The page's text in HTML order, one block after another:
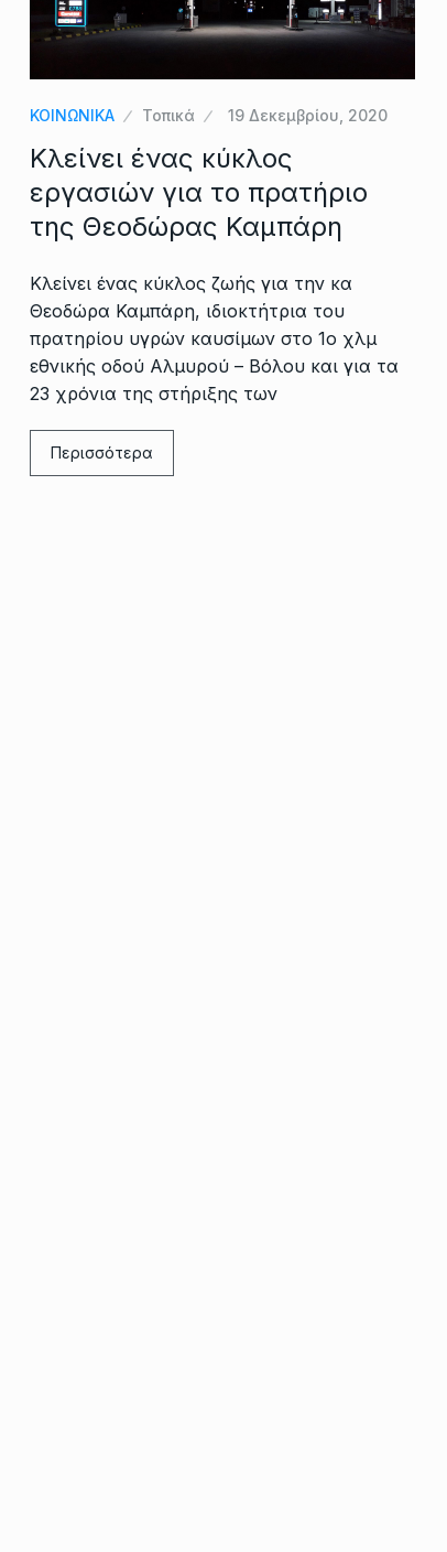
ΚΟΙΝΩΝΙΚΑ Τοπικά 19 Δεκεμβρίου, 2020
Κλείνει ένας κύκλος
εργασιών για το πρατήριο
της Θεοδώρας Καμπάρη
Κλείνει ένας κύκλος ζωής για την κα
Θεοδώρα Καμπάρη, ιδιοκτήτρια του
πρατηρίου υγρών καυσίμων στο 1ο χλμ
εθνικής οδού Αλμυρού – Βόλου και για τα
23 χρόνια της στήριξης των
Περισσότερα